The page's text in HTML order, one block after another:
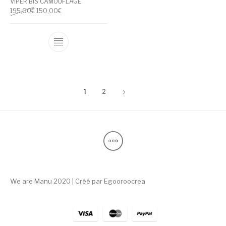
195,00€ Le prix initial était : 195,00€.
150,00€Le prix actuel est : 150,00€.
Ce produit a plusieurs variations. Les
1 2
We are Manu 2020 | Créé par Egooroocrea